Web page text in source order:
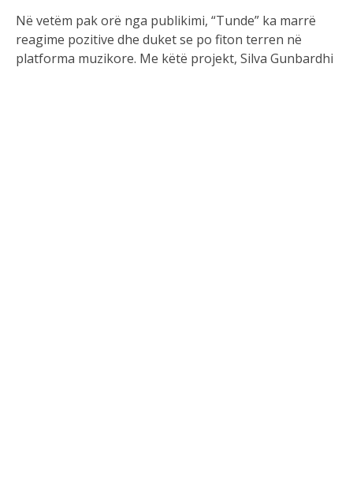
Në vetëm pakorë nga publikimi, “Tunde” ka marrë
reagime pozitive dhe duketse po fiton terren në
platforma muzikore. Me këtë projekt, Silva Gunbardhi